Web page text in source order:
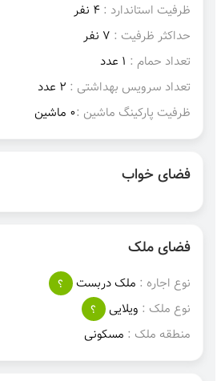
ظرفیت استاندارد : 4 نفر
حداکثر ظرفیت : 7 نفر
تعداد حمام : 1 عدد
تعداد سرویس بهداشتی : 2 عدد
ظرفیت پارکینگ ماشین :0 ماشین
فضای خواب
فضای ملک
نوع اجاره : ملک دربست
؟
نوع ملک : ویلایی
؟
منطقه ملک : مسکونی